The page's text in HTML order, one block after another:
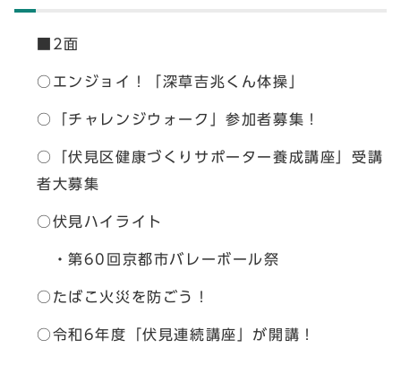
■2面
○エンジョイ！「深草吉兆くん体操」
○「チャレンジウォーク」参加者募集！
○「伏見区健康づくりサポーター養成講座」受講
者大募集
○伏見ハイライト
・第60回京都市バレーボール祭
○たばこ火災を防ごう！
○令和6年度「伏見連続講座」が開講！